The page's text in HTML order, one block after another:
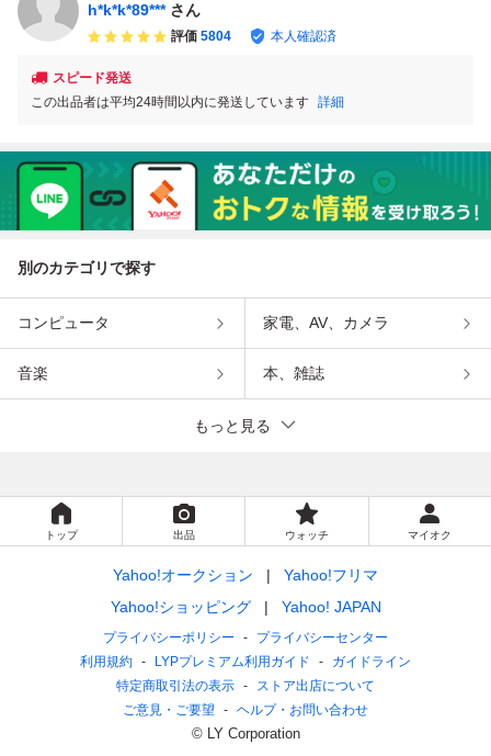
h*k*k*89*** さん
評価 5804 本人確認済
スピード発送
この出品者は平均24時間以内に発送しています 詳細
別のカテゴリで探す
コンピュータ 家電、AV、カメラ
音楽 本、雑誌
もっと見る
トップ 出品 ウォッチ マイオク
Yahoo!オークション
Yahoo!フリマ
Yahoo!ショッピング
Yahoo! JAPAN
プライバシーポリシー
プライバシーセンター
利用規約
LYPプレミアム利用ガイド
ガイドライン
特定商取引法の表示
ストア出店について
ご意見・ご要望
ヘルプ・お問い合わせ
© LY Corporation